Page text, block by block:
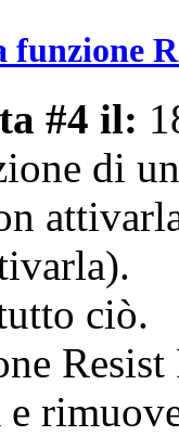
funzione
#4 il:
di
ciò.